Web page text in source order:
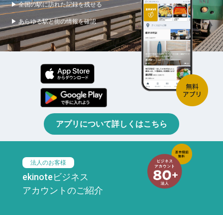
▶ 全国の駅に訪れた記録を残せる
▶ あらゆる駅と街の情報を確認
アプリについて詳しくはこちら
法人のお客様
ekinoteビジネス
アカウントのご紹介